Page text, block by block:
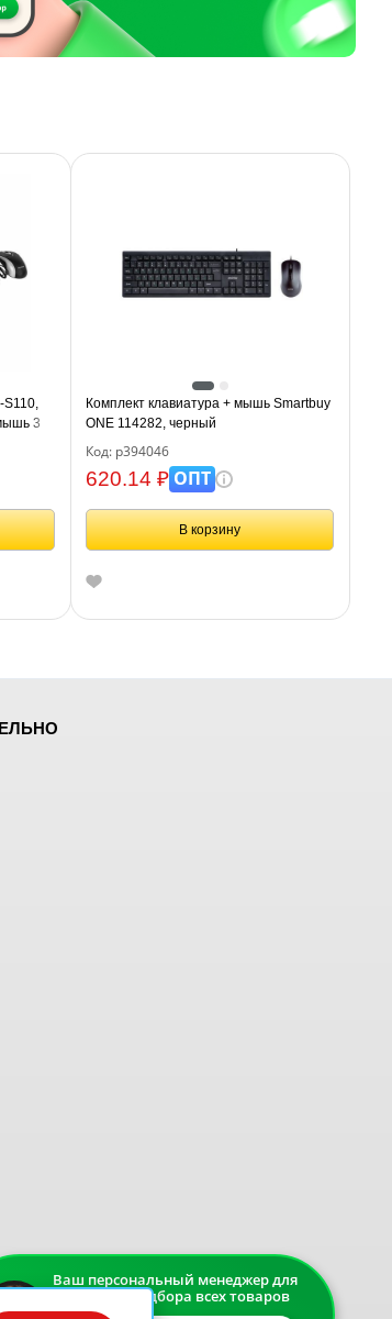
S110,
3
Комплект клавиатура + мышь Smartbuy
ONE 114282, черный
Код: р394046
620.14 ₽ОПТ
В корзину
Ваш персональный менеджер для
быстрого подбора всех товаров